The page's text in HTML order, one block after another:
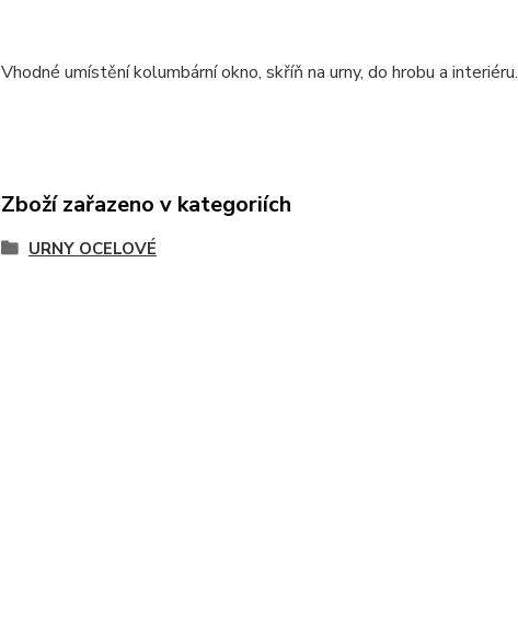
Vhodné umístění kolumbární okno, skříň na urny, do hrobu a interiéru.
Zboží zařazeno v kategoriích
URNY OCELOVÉ